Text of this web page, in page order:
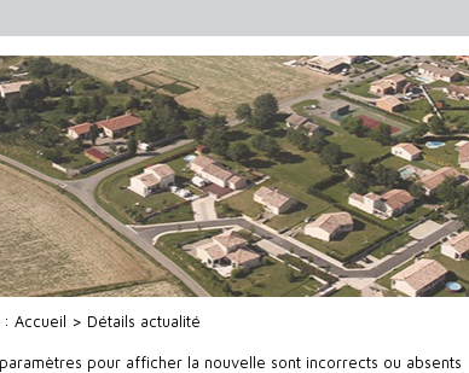
:Accueil > Détails actualité
pour afficher la nouvelle sont incorrects ou absents